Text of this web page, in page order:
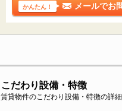
かんたん！ メールでお
こだわり設備・特徴
賃貸物件のこだわり設備・特徴の詳